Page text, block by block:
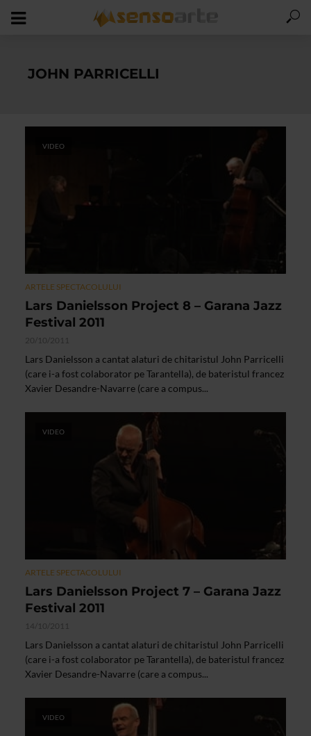
JOHN PARRICELLI
VIDEO
ARTELE SPECTACOLULUI
Lars Danielsson Project 8 – Garana Jazz
Festival 2011
20/10/2011
Lars Danielsson a cantat alaturi de chitaristul John Parricelli
(care i-a fost colaborator pe Tarantella), de bateristul francez
Xavier Desandre-Navarre (care a compus...
VIDEO
ARTELE SPECTACOLULUI
Lars Danielsson Project 7 – Garana Jazz
Festival 2011
14/10/2011
Lars Danielsson a cantat alaturi de chitaristul John Parricelli
(care i-a fost colaborator pe Tarantella), de bateristul francez
Xavier Desandre-Navarre (care a compus...
VIDEO